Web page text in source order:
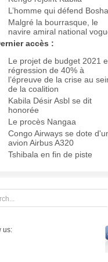
L’homme qui défend
Malgré la bourrasque, le
navire amiral national
accès :
Le projet de budget 2021
régression de 40% à
l’épreuve de la crise au
de la coalition
Kabila Désir Asbl se dit
honorée
Le procès Nangaa
Congo Airways se dote
avion Airbus A320
Tshibala en fin de piste
us: